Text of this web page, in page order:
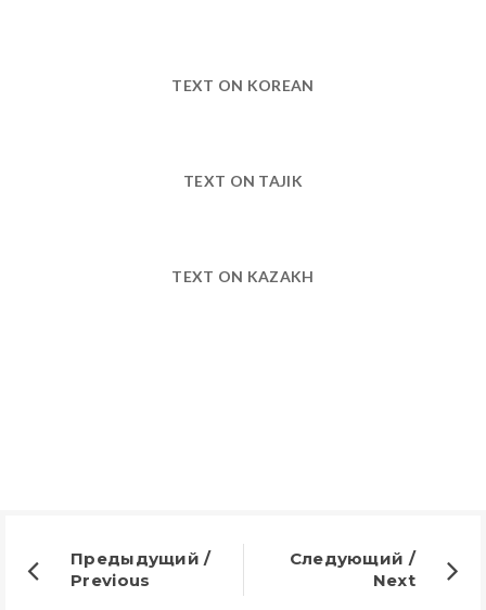
TEXT ON KOREAN
TEXT ON TAJIK
TEXT ON KAZAKH
Предыдущий /
Previous
Следующий /
Next